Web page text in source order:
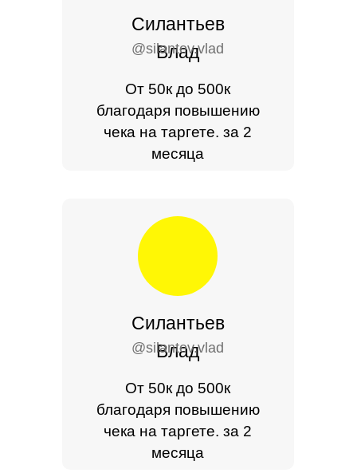
Силантьев
Влад
@silantev.vlad
От 50к до 500к
благодаря повышению
чека на таргете. за 2
месяца
Силантьев
Влад
@silantev.vlad
От 50к до 500к
благодаря повышению
чека на таргете. за 2
месяца